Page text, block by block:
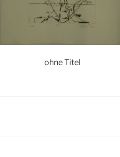
ohne Titel